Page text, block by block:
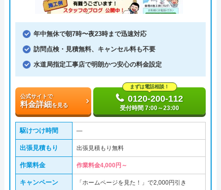
年中無休で朝7時〜夜23時まで迅速対応
訪問点検・見積無料、キャンセル料も不要
水道局指定工事店で明朗かつ安心の料金設定
公式サイトで
料金詳細を見る
まずは電話相談！
0120-200-112
受付時間 7:00～23:00
駆けつけ時間 ―
出張見積もり 出張見積もり無料
作業料金 作業料金4,000円～
キャンペーン 「ホームページを見た！」で2,000円引き